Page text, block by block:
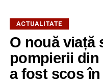
ACTUALITATE
O nouă viață
pompierii din
a fost scos